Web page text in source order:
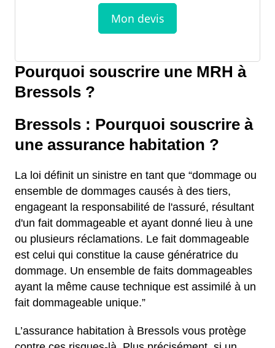
Pourquoi souscrire une MRH à
Bressols ?
Bressols : Pourquoi souscrire à
une assurance habitation ?
La loi définit un sinistre en tant que “dommage ou
ensemble de dommages causés à des tiers,
engageant la responsabilité de l'assuré, résultant
d'un fait dommageable et ayant donné lieu à une
ou plusieurs réclamations. Le fait dommageable
est celui qui constitue la cause génératrice du
dommage. Un ensemble de faits dommageables
ayant la même cause technique est assimilé à un
fait dommageable unique.”
L’assurance habitation à Bressols vous protège